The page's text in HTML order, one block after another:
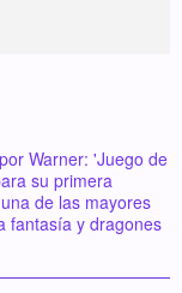
Warner: 'Juego de
su primera
de las mayores
fantasía y dragones